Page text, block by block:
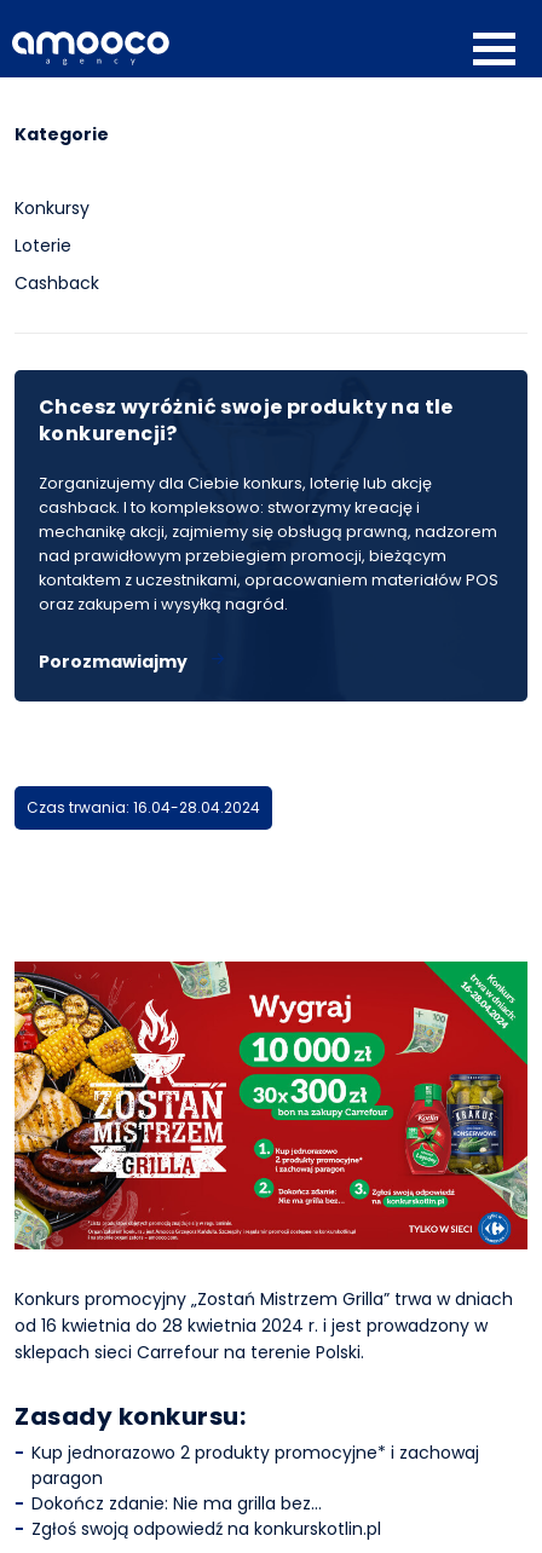
Kategorie
Konkursy
Loterie
Cashback
Chcesz wyróżnić swoje produkty na tle
konkurencji?
Zorganizujemy dla Ciebie konkurs, loterię lub akcję
cashback. I to kompleksowo: stworzymy kreację i
mechanikę akcji, zajmiemy się obsługą prawną, nadzorem
nad prawidłowym przebiegiem promocji, bieżącym
kontaktem z uczestnikami, opracowaniem materiałów POS
oraz zakupem i wysyłką nagród.
Porozmawiajmy
Czas trwania: 16.04-28.04.2024
Konkurs promocyjny „Zostań Mistrzem Grilla” trwa w dniach
od 16 kwietnia do 28 kwietnia 2024 r. i jest prowadzony w
sklepach sieci Carrefour na terenie Polski.
Zasady konkursu:
Kup jednorazowo 2 produkty promocyjne* i zachowaj
paragon
Dokończ zdanie: Nie ma grilla bez…
Zgłoś swoją odpowiedź na konkurskotlin.pl